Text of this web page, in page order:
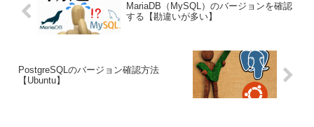
MariaDB（MySQL）のバージョンを確認
する【勘違いが多い】
PostgreSQLのバージョン確認方法
【Ubuntu】